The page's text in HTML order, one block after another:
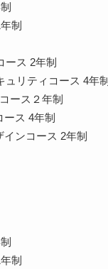
制
ース 2年制
リティコース 4年制
ース２年制
ス 4年制
ンコース 2年制
制